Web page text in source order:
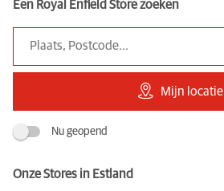
Een Royal Enfield Store zoeken
Mijn locatie
Nu geopend
Onze Stores in Estland